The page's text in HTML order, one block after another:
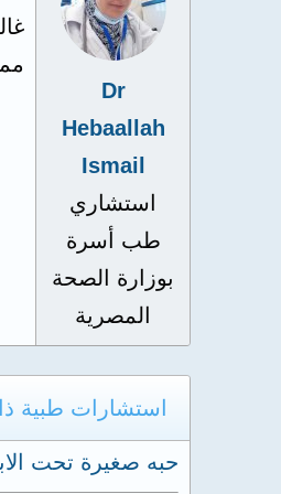
Dr
Hebaallah
Ismail
استشاري
طب أسرة
بوزارة الصحة
المصرية
استشارات طبية
حبه صغيرة تحت